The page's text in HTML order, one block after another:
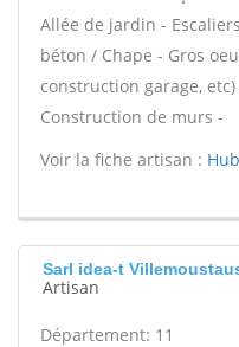
Allée de jardin -
béton / Chape - Gros
construction garage,
Construction de murs -
Voir la fiche artisan :
Sarl idea-t
Artisan
Département: 11